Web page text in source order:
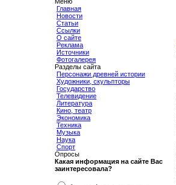
Главная
Новости
Статьи
Ссылки
О сайте
Реклама
Источники
Фотогалерея
Разделы сайта
Персонажи древней истории
Художники, скульпторы
Государство
Телевидение
Литература
Кино, театр
Экономика
Техника
Музыка
Наука
Спорт
Опросы
Какая информация на сайте Вас
заинтересовала?